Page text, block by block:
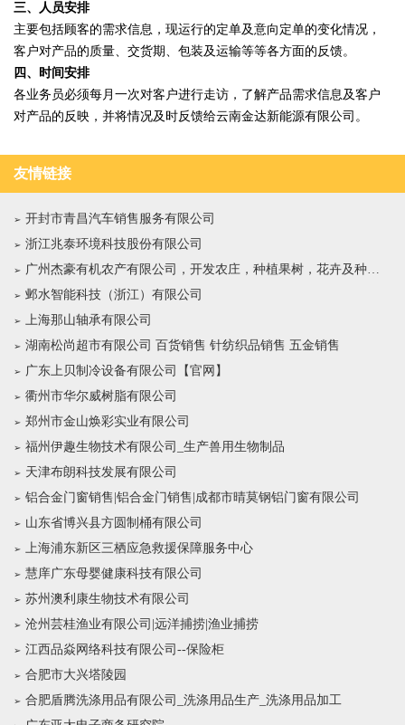
三、人员安排
主要包括顾客的需求信息，现运行的定单及意向定单的变化情况，
客户对产品的质量、交货期、包装及运输等等各方面的反馈。
四、时间安排
各业务员必须每月一次对客户进行走访，了解产品需求信息及客户
对产品的反映，并将情况及时反馈给云南金达新能源有限公司。
友情链接
开封市青昌汽车销售服务有限公司
浙江兆泰环境科技股份有限公司
广州杰豪有机农产有限公司，开发农庄，种植果树，花卉及种苗繁殖，禽畜水产养殖及加工
邺水智能科技（浙江）有限公司
上海那山轴承有限公司
湖南松尚超市有限公司 百货销售 针纺织品销售 五金销售
广东上贝制冷设备有限公司【官网】
衢州市华尔威树脂有限公司
郑州市金山焕彩实业有限公司
福州伊趣生物技术有限公司_生产兽用生物制品
天津布朗科技发展有限公司
铝合金门窗销售|铝合金门销售|成都市晴莫钢铝门窗有限公司
山东省博兴县方圆制桶有限公司
上海浦东新区三栖应急救援保障服务中心
慧庠广东母婴健康科技有限公司
苏州澳利康生物技术有限公司
沧州芸桂渔业有限公司|远洋捕捞|渔业捕捞
江西品焱网络科技有限公司--保险柜
合肥市大兴塔陵园
合肥盾腾洗涤用品有限公司_洗涤用品生产_洗涤用品加工